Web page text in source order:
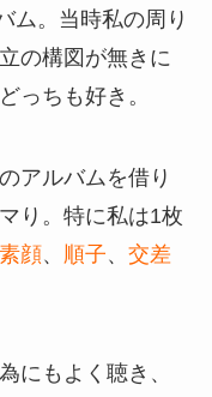
ム。当時私の周り
の構図が無きに
っちも好き。
アルバムを借り
り。特に私は1枚
素顔、 順子、 交差
にもよく聴き、